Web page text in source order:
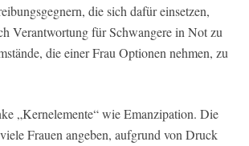
die sich dafür einsetzen,
Verantwortung für Schwangere in Not zu
die einer Frau Optionen nehmen, zu
„Kernelemente“ wie Emanzipation. Die
Frauen angeben, aufgrund von Druck